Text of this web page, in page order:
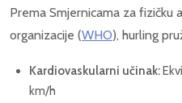
Prema Smjernicama za
organizacije (WHO), hurling
Kardiovaskularni učinak:
km/h